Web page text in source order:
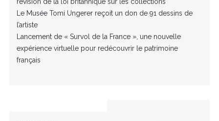
Le Musée Tomi Ungerer reçoit un don de 91 dessins de
l’artiste
Lancement de « Survol de la France », une nouvelle
expérience virtuelle pour redécouvrir le patrimoine
français